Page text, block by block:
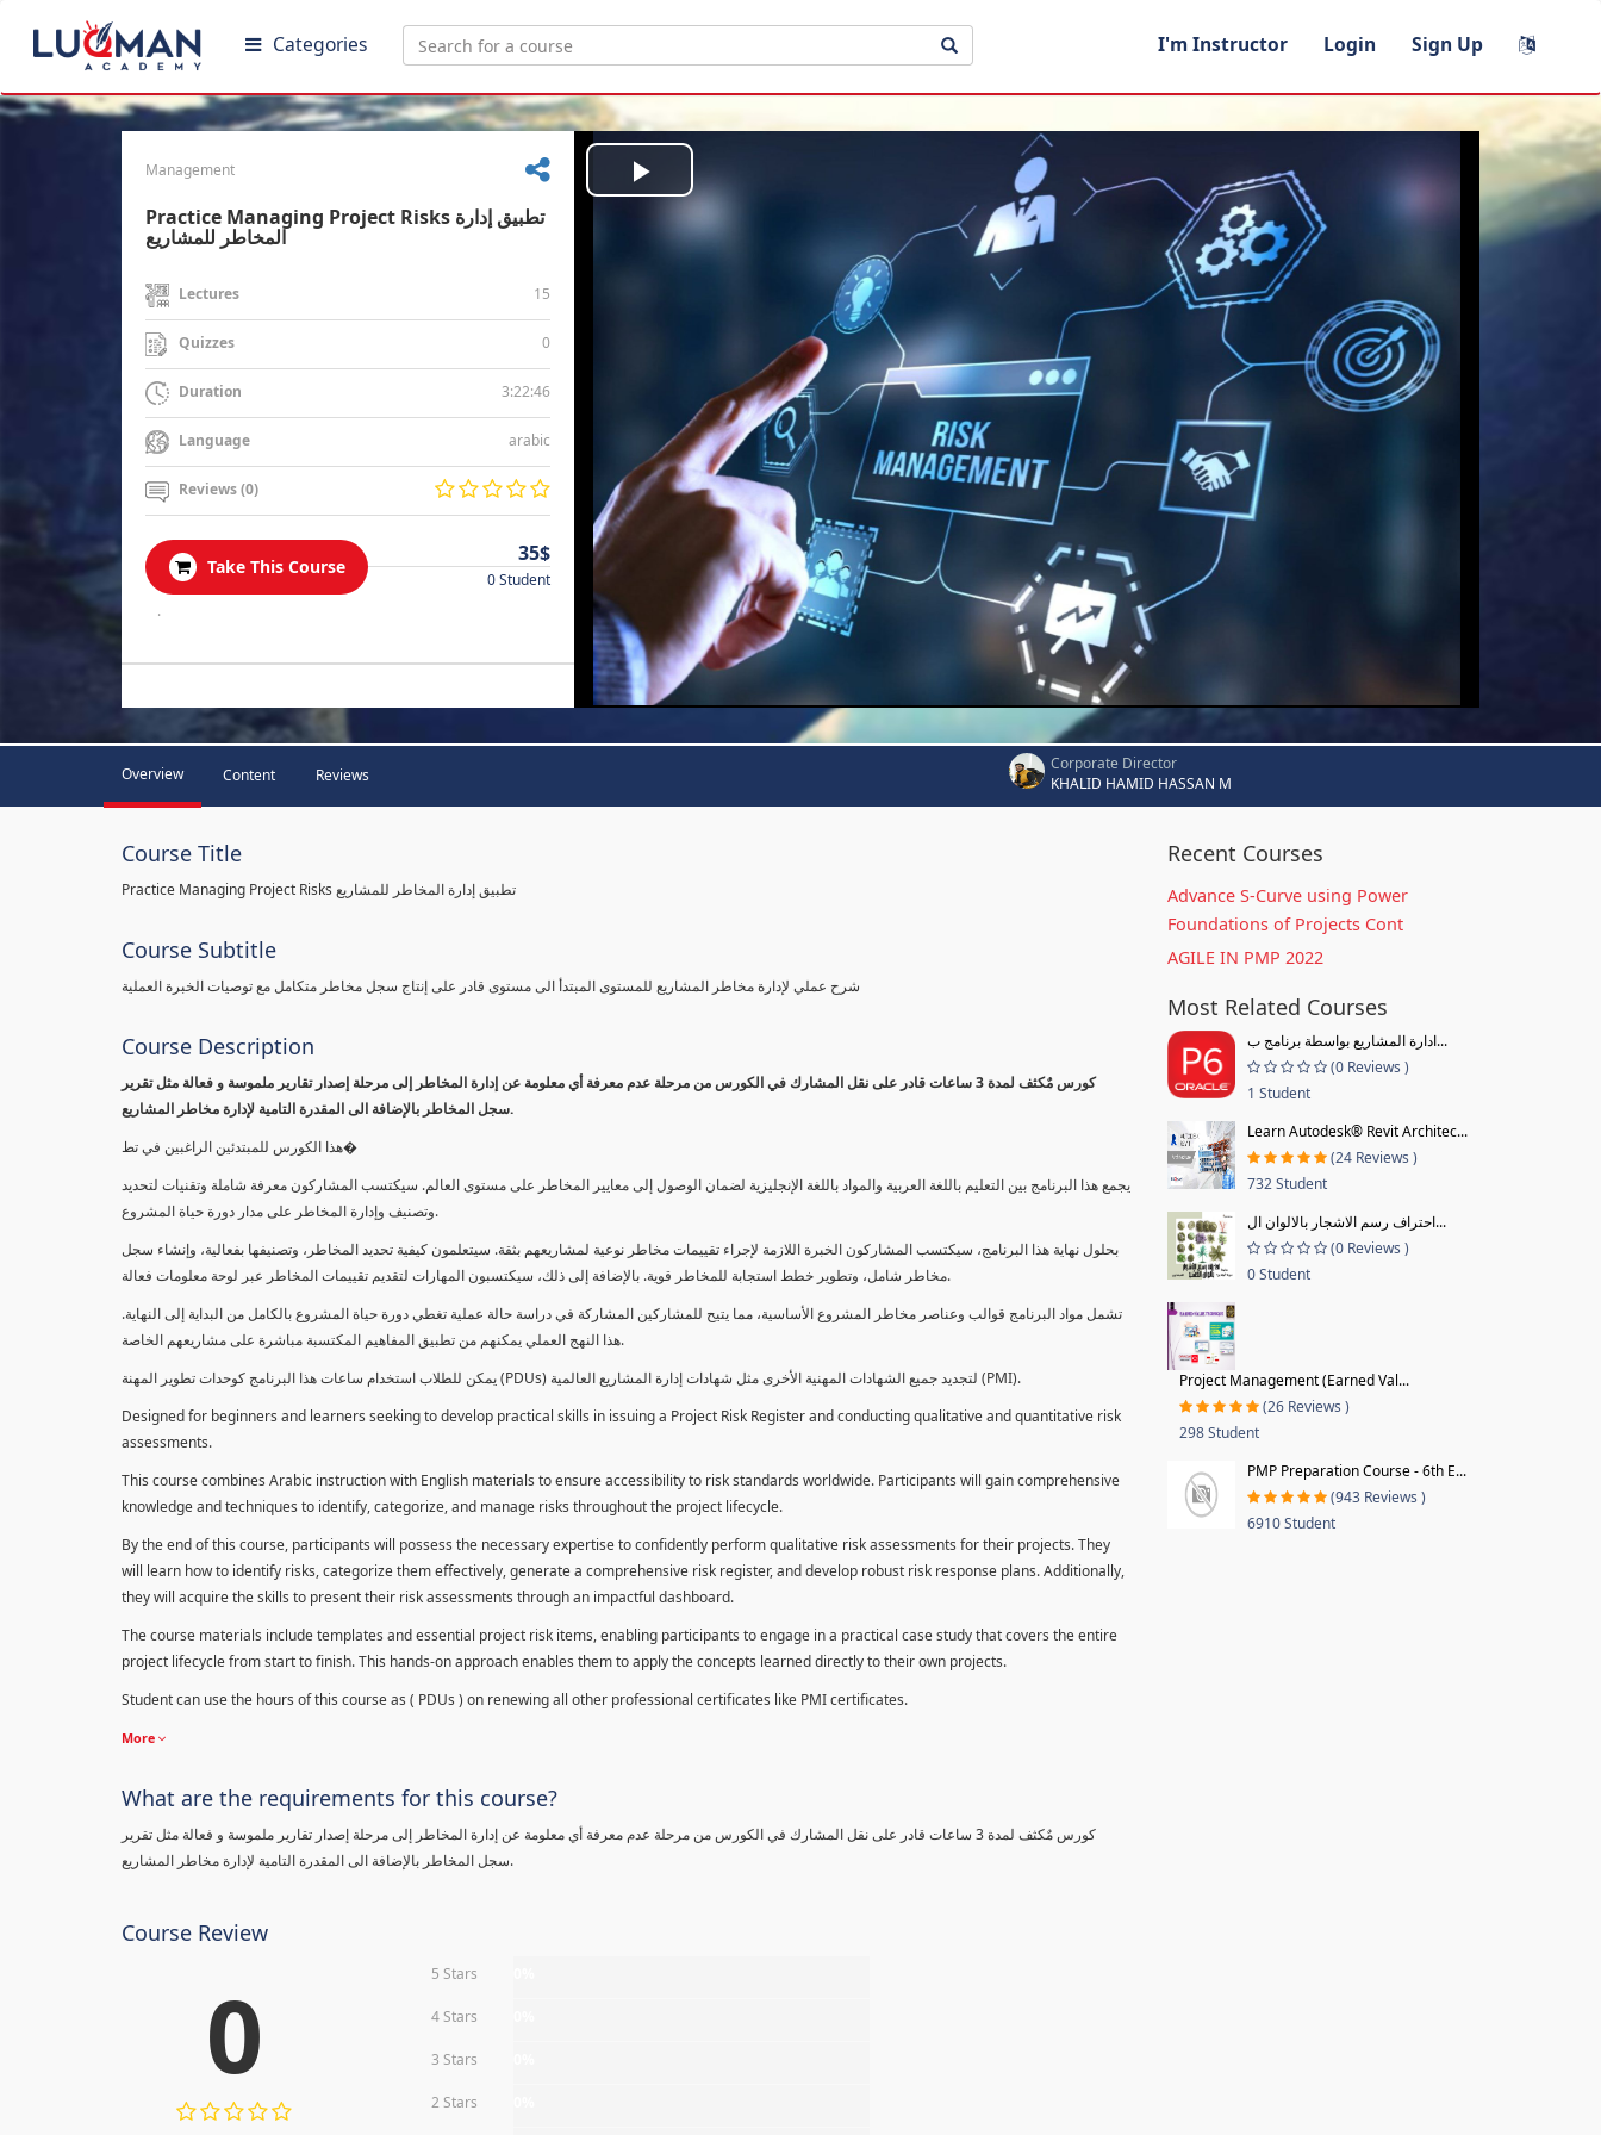
Categories I'm Instructor Login Sign Up
Management
Practice Managing Project Risks تطبيق إدارة
المخاطر للمشاريع
Lectures 15
Quizzes 0
Duration 3:22:46
Language arabic
Reviews (0)
Take This Course
35$
0 Student
.
Play
Video
Overview Content Reviews
Corporate Director
KHALID HAMID HASSAN M
Course Title
Practice Managing Project Risks تطبيق إدارة المخاطر للمشاريع
Course Subtitle
شرح عملي لإدارة مخاطر المشاريع للمستوى المبتدأ الى مستوى قادر على إنتاج سجل مخاطر متكامل مع توصيات الخبرة العملية
Course Description
كورس مٌكثف لمدة 3 ساعات قادر على نقل المشارك في الكورس من مرحلة عدم معرفة أي معلومة عن إدارة المخاطر إلى مرحلة إصدار تقارير ملموسة و فعالة مثل تقرير
سجل المخاطر بالإضافة الى المقدرة التامية لإدارة مخاطر المشاريع.
هذا الكورس للمبتدئين الراغبين في تط�
يجمع هذا البرنامج بين التعليم باللغة العربية والمواد باللغة الإنجليزية لضمان الوصول إلى معايير المخاطر على مستوى العالم. سيكتسب المشاركون معرفة شاملة وتقنيات لتحديد
وتصنيف وإدارة المخاطر على مدار دورة حياة المشروع.
بحلول نهاية هذا البرنامج، سيكتسب المشاركون الخبرة اللازمة لإجراء تقييمات مخاطر نوعية لمشاريعهم بثقة. سيتعلمون كيفية تحديد المخاطر، وتصنيفها بفعالية، وإنشاء سجل
مخاطر شامل، وتطوير خطط استجابة للمخاطر قوية. بالإضافة إلى ذلك، سيكتسبون المهارات لتقديم تقييمات المخاطر عبر لوحة معلومات فعالة.
تشمل مواد البرنامج قوالب وعناصر مخاطر المشروع الأساسية، مما يتيح للمشاركين المشاركة في دراسة حالة عملية تغطي دورة حياة المشروع بالكامل من البداية إلى النهاية.
هذا النهج العملي يمكنهم من تطبيق المفاهيم المكتسبة مباشرة على مشاريعهم الخاصة.
يمكن للطلاب استخدام ساعات هذا البرنامج كوحدات تطوير المهنة (PDUs) لتجديد جميع الشهادات المهنية الأخرى مثل شهادات إدارة المشاريع العالمية (PMI).
Designed for beginners and learners seeking to develop practical skills in issuing a Project Risk Register and conducting qualitative and quantitative risk
assessments.
This course combines Arabic instruction with English materials to ensure accessibility to risk standards worldwide. Participants will gain comprehensive
knowledge and techniques to identify, categorize, and manage risks throughout the project lifecycle.
By the end of this course, participants will possess the necessary expertise to confidently perform qualitative risk assessments for their projects. They
will learn how to identify risks, categorize them effectively, generate a comprehensive risk register, and develop robust risk response plans. Additionally,
they will acquire the skills to present their risk assessments through an impactful dashboard.
The course materials include templates and essential project risk items, enabling participants to engage in a practical case study that covers the entire
project lifecycle from start to finish. This hands-on approach enables them to apply the concepts learned directly to their own projects.
Student can use the hours of this course as ( PDUs ) on renewing all other professional certificates like PMI certificates.
More
What are the requirements for this course?
كورس مٌكثف لمدة 3 ساعات قادر على نقل المشارك في الكورس من مرحلة عدم معرفة أي معلومة عن إدارة المخاطر إلى مرحلة إصدار تقارير ملموسة و فعالة مثل تقرير
سجل المخاطر بالإضافة الى المقدرة التامية لإدارة مخاطر المشاريع.
Course Review
0 5 Stars
4 Stars
3 Stars
2 Stars
Recent Courses
Advance S-Curve using Power
Foundations of Projects Cont
AGILE IN PMP 2022
Most Related Courses
ادارة المشاريع بواسطة برنامج ب...
(0 Reviews )
1 Student
Learn Autodesk® Revit Architec...
(24 Reviews )
732 Student
احتراف رسم الاشجار بالالوان ال...
(0 Reviews )
0 Student
Project Management (Earned Val...
(26 Reviews )
298 Student
PMP Preparation Course - 6th E...
(943 Reviews )
6910 Student